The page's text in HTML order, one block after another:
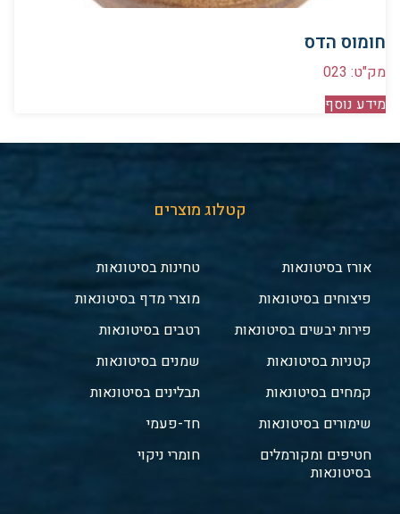
חומוס הדס
מק"ט: 023
מידע נוסף
קטלוג מוצרים
אורז בסיטונאות
פיצוחים בסיטונאות
פירות יבשים בסיטונאות
קטניות בסיטונאות
קמחים בסיטונאות
שימורים בסיטונאות
חטיפים ומקורמלים
בסיטונאות
טחינות בסיטונאות
מוצרי מדף בסיטונאות
רטבים בסיטונאות
שמנים בסיטונאות
תבלינים בסיטונאות
חד-פעמי
חומרי ניקוי